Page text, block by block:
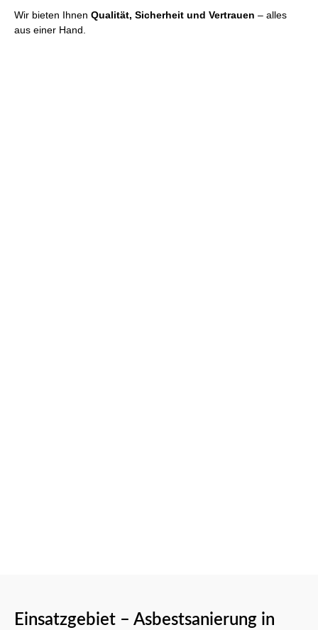
Wir bieten Ihnen Qualität, Sicherheit und Vertrauen – alles
aus einer Hand.
Einsatzgebiet – Asbestsanierung in